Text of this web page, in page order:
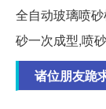
全自动玻璃喷
砂一次成型,喷
诸位朋友跪